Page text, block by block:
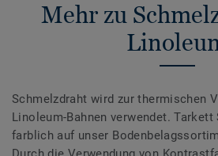
Mehr zu
Schmelzdraht wird zur thermischen
Linoleum-Bahnen verwendet.
farblich auf unser